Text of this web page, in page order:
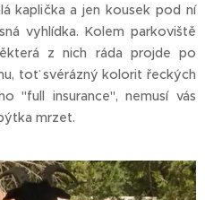
kaplička a jen kousek pod ní
vyhlídka. Kolem parkoviště
z nich ráda projde po
toť svérázný kolorit řeckých
"full insurance", nemusí vás
mrzet.